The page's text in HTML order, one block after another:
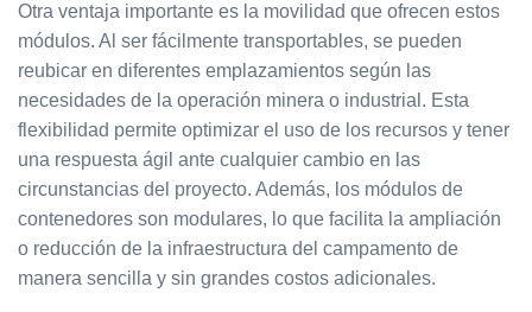
Otra ventaja importante es la movilidad que ofrecen estos
módulos. Al ser fácilmente transportables, se pueden
reubicar en diferentes emplazamientos según las
necesidades de la operación minera o industrial. Esta
flexibilidad permite optimizar el uso de los recursos y tener
una respuesta ágil ante cualquier cambio en las
circunstancias del proyecto. Además, los módulos de
contenedores son modulares, lo que facilita la ampliación
o reducción de la infraestructura del campamento de
manera sencilla y sin grandes costos adicionales.